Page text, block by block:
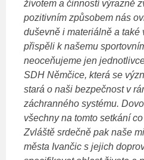
životem a činností výrazně
pozitivním způsobem nás
duševně i materiálně a také
přispěli k našemu
neoceňujeme jen
SDH Němčice, která se
stará o naši bezpečnost v
záchranného systému.
všechny na tomto setkání
Zvláště srdečně pak naše
města Ivančic s jejich